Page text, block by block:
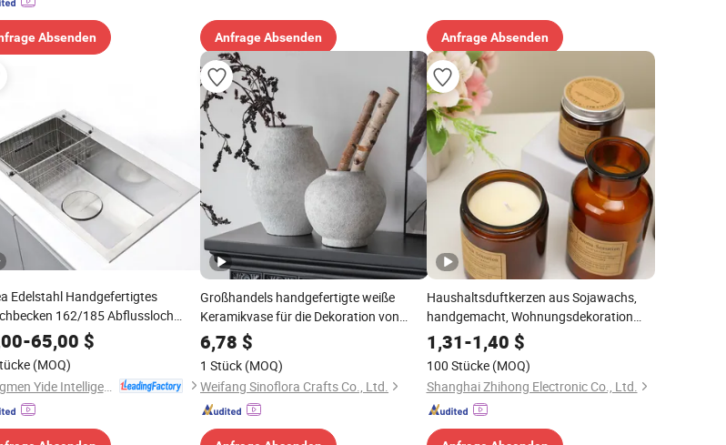
Absenden Anfrage Absenden Anfrage Absenden
Edelstahl Handgefertigtes
162/185 Abflussloch
-65,00 $
(MOQ)
Jiangmen Yide Intelligent Kitchen and Bathroom Co., Ltd.
Großhandels handgefertigte weiße
Keramikvase für die Dekoration von
Blumen bei Hochzeiten und im Zuhause
6,78 $
1 Stück (MOQ)
Weifang Sinoflora Crafts Co., Ltd.
Haushaltsduftkerzen aus Sojawachs,
handgemacht, Wohnungsdekoration
Duftkerze
1,31-1,40 $
100 Stücke (MOQ)
Shanghai Zhihong Electronic Co., Ltd.